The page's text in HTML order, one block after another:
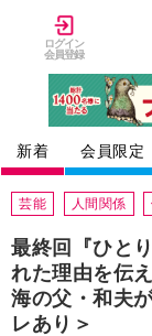
ログイン
会員登録
新着 会員限定
芸能 人間関係
最終回『ひと
れた理由を伝
海の父・和夫
レあり＞